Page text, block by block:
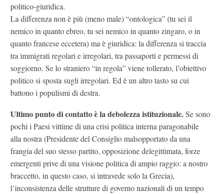
politico-giuridica.
La differenza non è più (meno male) “ontologica” (tu sei il
nemico in quanto ebreo, tu sei nemico in quanto zingaro, o in
quanto francese eccetera) ma è giuridica: la differenza si traccia
tra immigrati regolari e irregolari, tra passaporti e permessi di
soggiorno. Se lo straniero “in regola” viene tollerato, l’obiettivo
politico si sposta sugli irregolari. Ed è un altro tasto su cui
battono i populismi di destra.
Ultimo punto di contatto è la debolezza istituzionale.Se sono
pochi i Paesi vittime di una crisi politica interna paragonabile
alla nostra (Presidente del Consiglio malsopportato da una
frangia del suo stesso partito, opposizione delegittimata, forze
emergenti prive di una visione politica di ampio raggio: a nostro
braccetto, in questo caso, si intravede solo la Grecia),
l’inconsistenza delle strutture di governo nazionali di un tempo